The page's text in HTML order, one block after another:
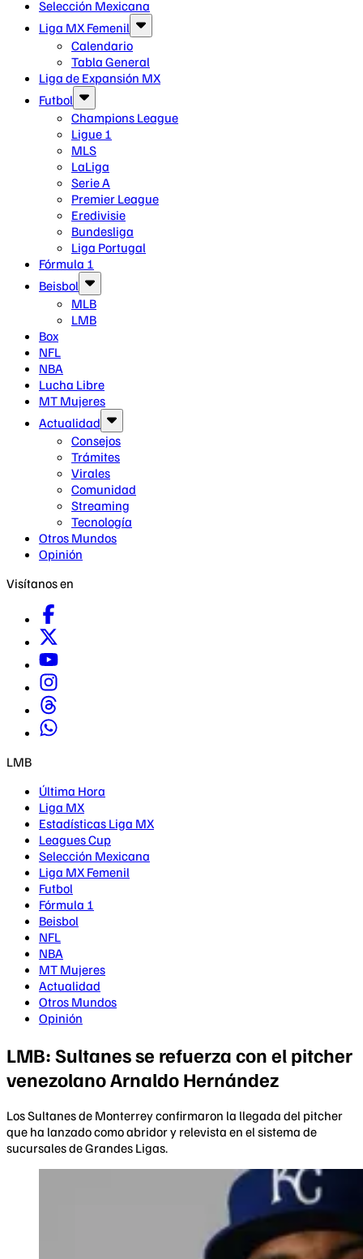
Selección Mexicana
Liga MX Femenil
Calendario
Tabla General
Liga de Expansión MX
Futbol
Champions League
Ligue 1
MLS
LaLiga
Serie A
Premier League
Eredivisie
Bundesliga
Liga Portugal
Fórmula 1
Beisbol
MLB
LMB
Box
NFL
NBA
Lucha Libre
MT Mujeres
Actualidad
Consejos
Trámites
Virales
Comunidad
Streaming
Tecnología
Otros Mundos
Opinión
Visítanos en
LMB
Última Hora
Liga MX
Estadísticas Liga MX
Leagues Cup
Selección Mexicana
Liga MX Femenil
Futbol
Fórmula 1
Beisbol
NFL
NBA
MT Mujeres
Actualidad
Otros Mundos
Opinión
LMB: Sultanes se refuerza con el pitcher
venezolano Arnaldo Hernández
Los Sultanes de Monterrey confirmaron la llegada del pitcher
que ha lanzado como abridor y relevista en el sistema de
sucursales de Grandes Ligas.